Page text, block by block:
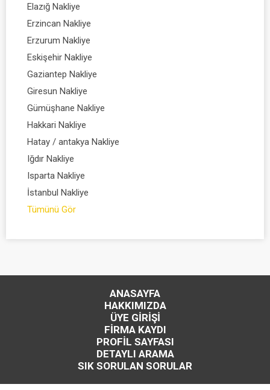
Elazığ Nakliye
Erzincan Nakliye
Erzurum Nakliye
Eskişehir Nakliye
Gaziantep Nakliye
Giresun Nakliye
Gümüşhane Nakliye
Hakkari Nakliye
Hatay / antakya Nakliye
Iğdır Nakliye
Isparta Nakliye
İstanbul Nakliye
Tümünü Gör
ANASAYFA
HAKKIMIZDA
ÜYE GİRİŞİ
FİRMA KAYDI
PROFİL SAYFASI
DETAYLI ARAMA
SIK SORULAN SORULAR